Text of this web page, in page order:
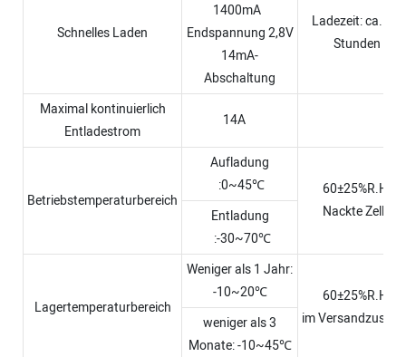
Schnelles Laden
1400mA
Endspannung 2,8V
14mA-
Abschaltung
Ladezeit: ca. 0,8
Stunden
Maximal kontinuierlich
Entladestrom
14A
Betriebstemperaturbereich
Aufladung
:0~45℃
60±25%R.H.
Nackte Zelle
Entladung
:-30~70℃
Lagertemperaturbereich
Weniger als 1 Jahr:
-10~20℃
60±25%R.H.
im
weniger als 3
Monate: -10~45℃